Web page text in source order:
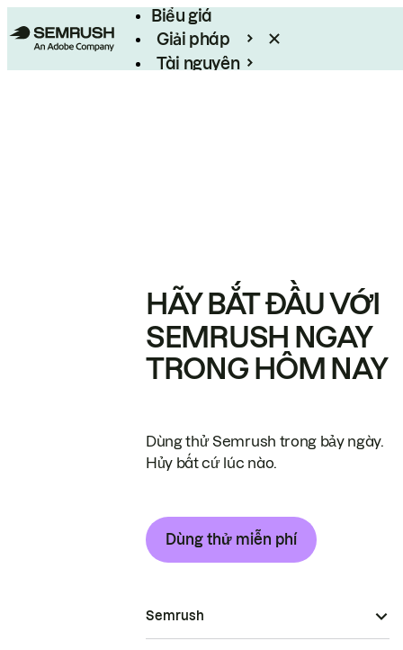
Biểu giá
Giải pháp
Tài nguyên
HÃY BẮT ĐẦU VỚI
SEMRUSH NGAY
TRONG HÔM NAY
Dùng thử Semrush trong bảy ngày.
Hủy bất cứ lúc nào.
Dùng thử miễn phí
Semrush